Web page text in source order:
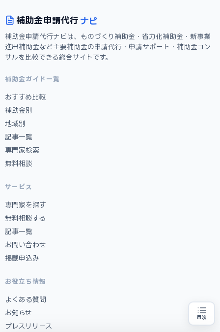
目次
補助金の申請代行をお探しの方
専門家に無料相談する
補助金申請代行 ナビ
補助金申請代行ナビは、ものづくり補助金・省力化補助金・新事業
進出補助金など主要補助金の申請代行・申請サポート・補助金コン
サルを比較できる総合サイトです。
補助金ガイド一覧
おすすめ比較
補助金別
地域別
記事一覧
専門家検索
無料相談
サービス
専門家を探す
無料相談する
記事一覧
お問い合わせ
掲載申込み
お役立ち情報
よくある質問
お知らせ
プレスリリース